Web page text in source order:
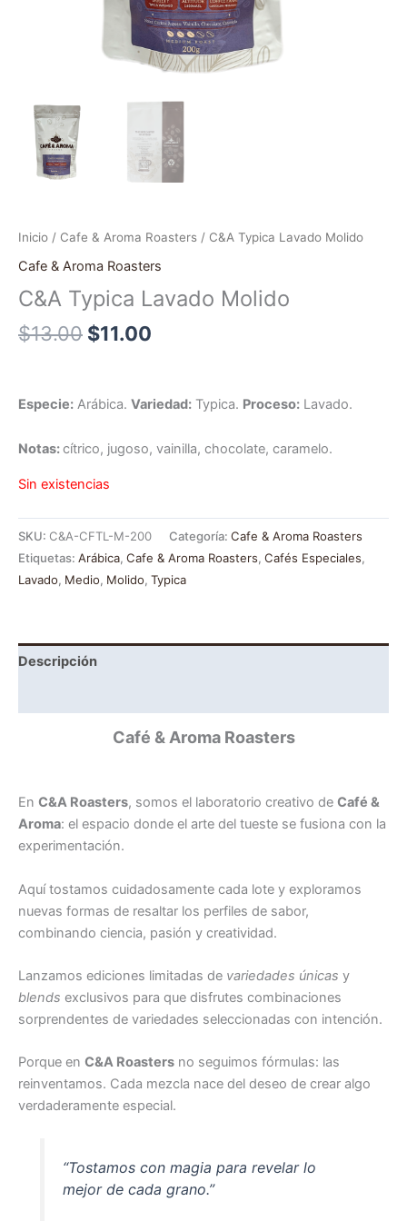
Inicio / Cafe & Aroma Roasters / C&A Typica Lavado Molido
Cafe & Aroma Roasters
C&A Typica Lavado Molido
$13.00 $11.00
Especie: Arábica. Variedad: Typica. Proceso: Lavado.
Notas:cítrico, jugoso, vainilla, chocolate, caramelo.
Sin existencias
SKU: C&A-CFTL-M-200 Categoría: Cafe & Aroma Roasters
Etiquetas: Arábica, Cafe & Aroma Roasters, Cafés Especiales,
Lavado, Medio, Molido, Typica
Descripción
Café & Aroma Roasters
En C&A Roasters, somos el laboratorio creativo de Café &
Aroma: el espacio donde el arte del tueste se fusiona con la
experimentación.
Aquí tostamos cuidadosamente cada lote y exploramos
nuevas formas de resaltar los perfiles de sabor,
combinando ciencia, pasión y creatividad.
Lanzamos ediciones limitadas de variedades únicas y
blends exclusivos para que disfrutes combinaciones
sorprendentes de variedades seleccionadas con intención.
Porque en C&A Roasters no seguimos fórmulas: las
reinventamos. Cada mezcla nace del deseo de crear algo
verdaderamente especial.
“Tostamos con magia para revelar lo
mejor de cada grano.”